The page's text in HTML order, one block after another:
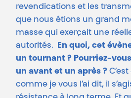
revendications et les
que nous étions un grand
masse qui exerçait une
autorités.
En quoi, cet
un tournant ? Pourriez-
un avant et un après ?
comme je vous l’ai dit, il